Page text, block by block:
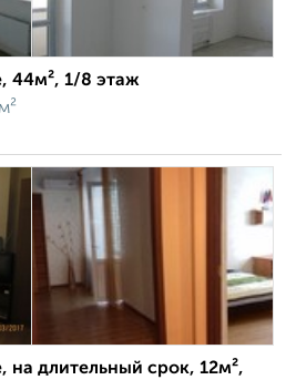
44м², 1/8 этаж
на длительный срок, 12м²,